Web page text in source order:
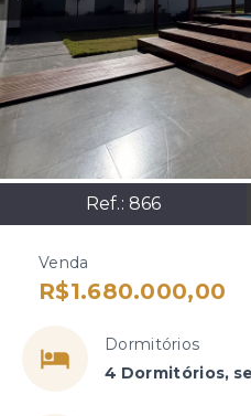
Ref.: 866
Venda
R$1.680.000,00
Dormitórios
4 Dormitórios,